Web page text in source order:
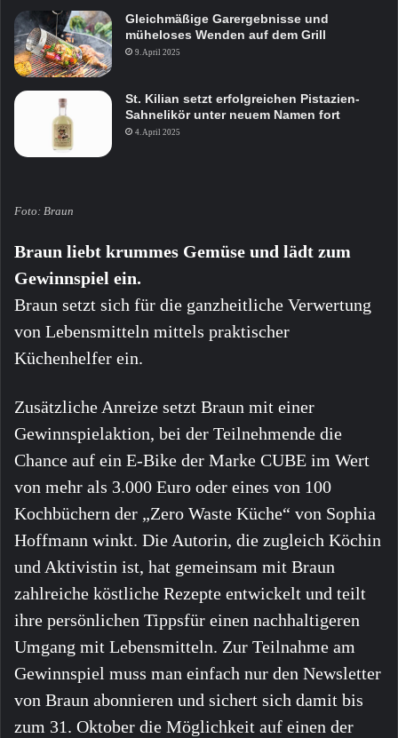
Gleichmäßige Garergebnisse und
müheloses Wenden auf dem Grill
9. April 2025
St. Kilian setzt erfolgreichen Pistazien-
Sahnelikör unter neuem Namen fort
4. April 2025
Foto: Braun
Braun liebt krummes Gemüse und lädt zum
Gewinnspiel ein.
Braun setzt sich für die ganzheitliche Verwertung
von Lebensmitteln mittels praktischer
Küchenhelfer ein.
Zusätzliche Anreize setzt Braun mit einer
Gewinnspielaktion, bei der Teilnehmende die
Chance auf ein E-Bike der Marke CUBE im Wert
von mehr als 3.000 Euro oder eines von 100
Kochbüchern der „Zero Waste Küche“ von Sophia
Hoffmann winkt. Die Autorin, die zugleich Köchin
und Aktivistin ist, hat gemeinsam mit Braun
zahlreiche köstliche Rezepte entwickelt und teilt
ihre persönlichen Tippsfür einen nachhaltigeren
Umgang mit Lebensmitteln. Zur Teilnahme am
Gewinnspiel muss man einfach nur den Newsletter
von Braun abonnieren und sichert sich damit bis
zum 31. Oktober die Möglichkeit auf einen der